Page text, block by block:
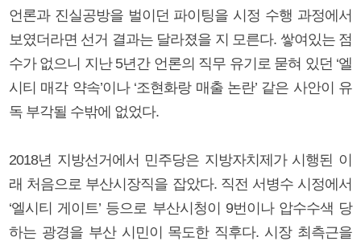
언론과 진실공방을 벌이던 파이팅을 시정 수행 과정에서
보였더라면 선거 결과는 달라졌을 지 모른다. 쌓여있는 점
수가 없으니 지난 5년간 언론의 직무 유기로 묻혀 있던 ‘엘
시티 매각 약속’이나 ‘조현화랑 매출 논란’ 같은 사안이 유
독 부각될 수밖에 없었다.
2018년 지방선거에서 민주당은 지방자치제가 시행된 이
래 처음으로 부산시장직을 잡았다. 직전 서병수 시정에서
‘엘시티 게이트’ 등으로 부산시청이 9번이나 압수수색 당
하는 광경을 부산 시민이 목도한 직후다. 시장 최측근을